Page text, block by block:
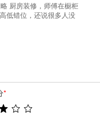
厨房装修，师傅在橱柜
低错位，还说很多人没
*